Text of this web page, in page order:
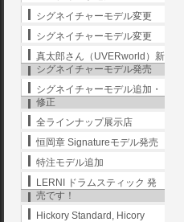
シグネイチャーモデル変更
シグネイチャーモデル変更
真太郎さん（UVERworld）新
シグネイチャーモデル発売
シグネイチャーモデル追加・
修正
全ラインナップ展示店
恒岡章 Signatureモデル発売
特注モデル追加
LERNI ドラムスティック 発
売です！
Hickory Standard, Hicory